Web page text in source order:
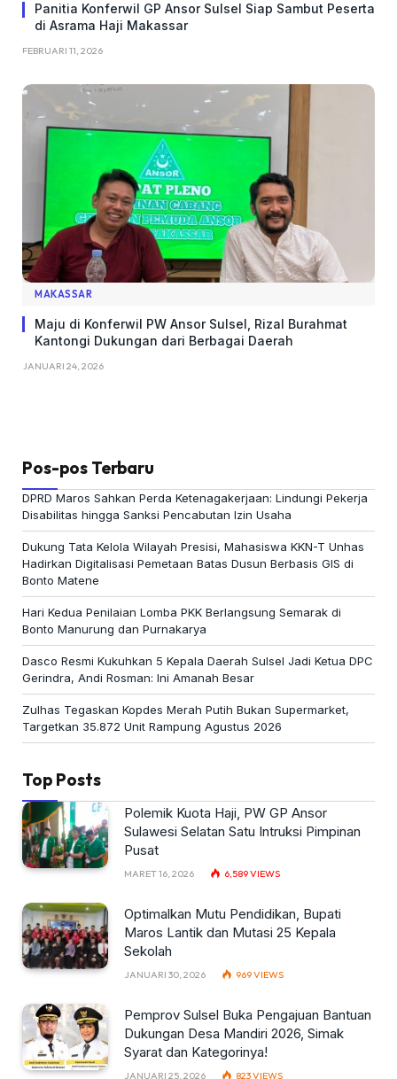
Panitia Konferwil GP Ansor Sulsel Siap Sambut Peserta
di Asrama Haji Makassar
FEBRUARI 11, 2026
MAKASSAR
Maju di Konferwil PW Ansor Sulsel, Rizal Burahmat
Kantongi Dukungan dari Berbagai Daerah
JANUARI 24, 2026
Pos-pos Terbaru
DPRD Maros Sahkan Perda Ketenagakerjaan: Lindungi Pekerja
Disabilitas hingga Sanksi Pencabutan Izin Usaha
Dukung Tata Kelola Wilayah Presisi, Mahasiswa KKN-T Unhas
Hadirkan Digitalisasi Pemetaan Batas Dusun Berbasis GIS di
Bonto Matene
Hari Kedua Penilaian Lomba PKK Berlangsung Semarak di
Bonto Manurung dan Purnakarya
Dasco Resmi Kukuhkan 5 Kepala Daerah Sulsel Jadi Ketua DPC
Gerindra, Andi Rosman: Ini Amanah Besar
Zulhas Tegaskan Kopdes Merah Putih Bukan Supermarket,
Targetkan 35.872 Unit Rampung Agustus 2026
Top Posts
Polemik Kuota Haji, PW GP Ansor
Sulawesi Selatan Satu Intruksi Pimpinan
Pusat
MARET 16, 2026 6,589VIEWS
Optimalkan Mutu Pendidikan, Bupati
Maros Lantik dan Mutasi 25 Kepala
Sekolah
JANUARI 30, 2026 969VIEWS
Pemprov Sulsel Buka Pengajuan Bantuan
Dukungan Desa Mandiri 2026, Simak
Syarat dan Kategorinya!
JANUARI 25, 2026 823VIEWS